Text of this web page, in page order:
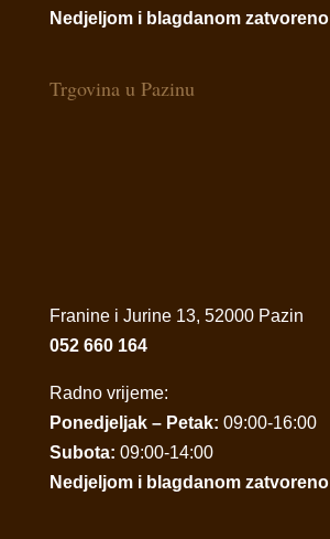
Nedjeljom i blagdanom zatvoreno
Trgovina u Pazinu
Franine i Jurine 13, 52000 Pazin
052 660 164
Radno vrijeme:
Ponedjeljak – Petak: 09:00-16:00
Subota: 09:00-14:00
Nedjeljom i blagdanom zatvoreno